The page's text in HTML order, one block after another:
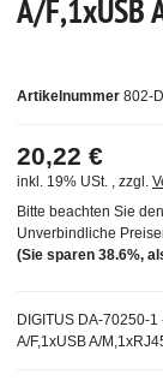
A/F,1xUSB
Artikelnummer 802-
DIGITUS DA-70250-
A/F,1xUSB A/
20,22 €
inkl. 19% USt. , zzgl.
Bitte beachten Sie
Unverbindliche
(Sie sparen 38.6%,